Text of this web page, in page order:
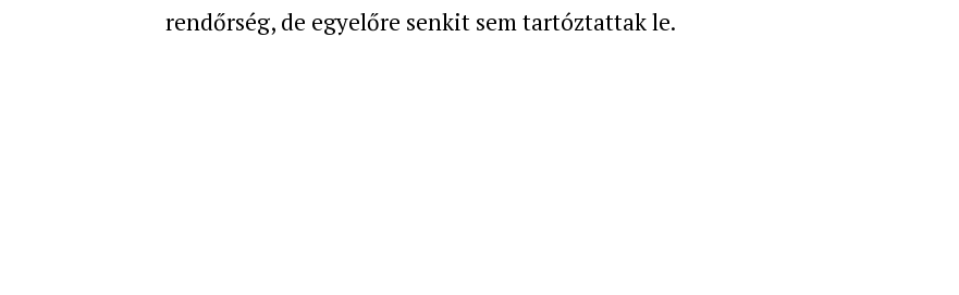
rendőrség, de egyelőre senkit sem tartóztattak le.